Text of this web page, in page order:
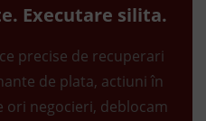
Executare silita.
precise de recuperari
de plata, actiuni în
negocieri, deblocam